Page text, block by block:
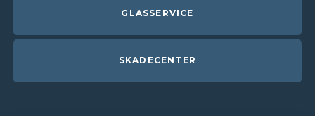
GLASSERVICE
SKADECENTER